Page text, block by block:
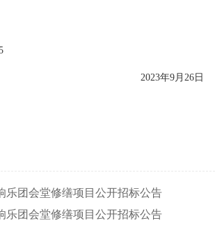
2023年9月 26日
乐团会堂修缮项目公开招标公告
乐团会堂修缮项目公开招标公告